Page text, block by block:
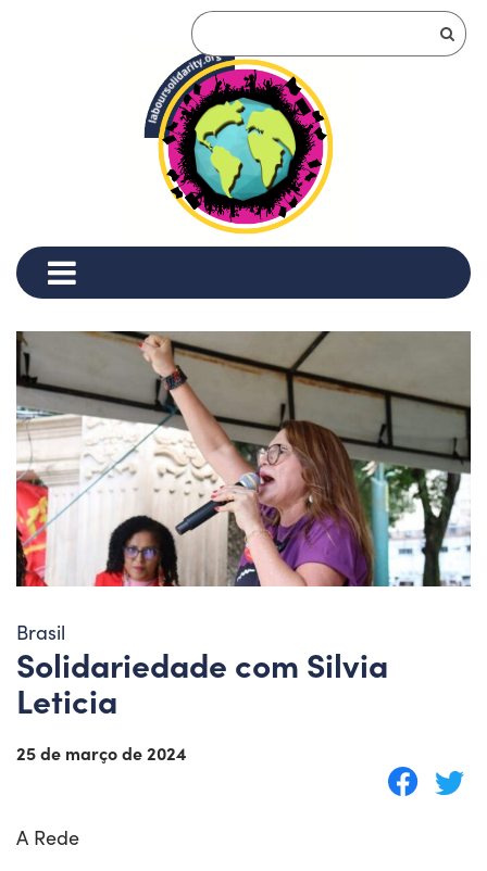
Brasil
Solidariedade com Silvia
Leticia
25 de março de 2024
A Rede